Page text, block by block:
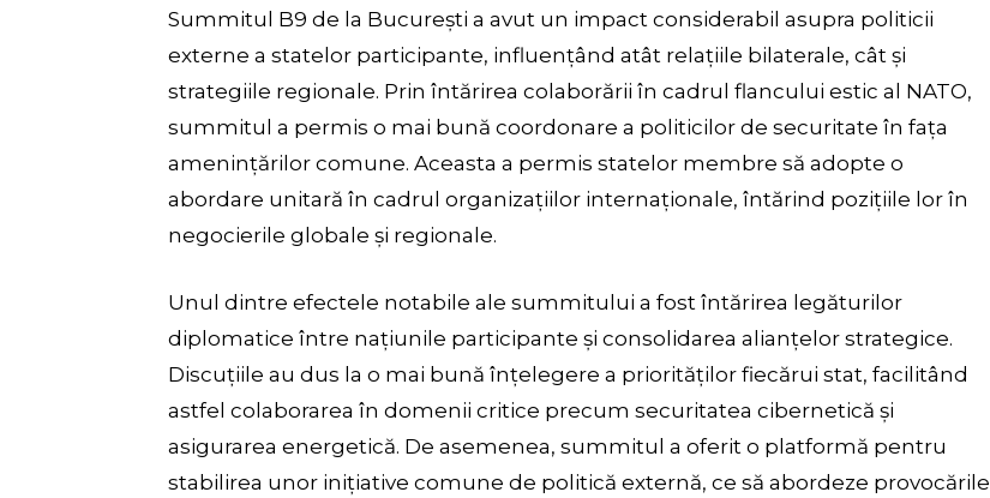
Summitul B9 de la București a avut un impact considerabil asupra politicii
externe a statelor participante, influențând atât relațiile bilaterale, cât și
strategiile regionale. Prin întărirea colaborării în cadrul flancului estic al NATO,
summitul a permis o mai bună coordonare a politicilor de securitate în fața
amenințărilor comune. Aceasta a permis statelor membre să adopte o
abordare unitară în cadrul organizațiilor internaționale, întărind pozițiile lor în
negocierile globale și regionale.
Unul dintre efectele notabile ale summitului a fost întărirea legăturilor
diplomatice între națiunile participante și consolidarea alianțelor strategice.
Discuțiile au dus la o mai bună înțelegere a priorităților fiecărui stat, facilitând
astfel colaborarea în domenii critice precum securitatea cibernetică și
asigurarea energetică. De asemenea, summitul a oferit o platformă pentru
stabilirea unor inițiative comune de politică externă, ce să abordeze provocările